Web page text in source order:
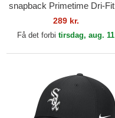
snapback Primetime Dri-Fit
Rise Structured fra Chicago
White Sox MLB af Nike
289 kr.
Få det forbi tirsdag, aug. 11